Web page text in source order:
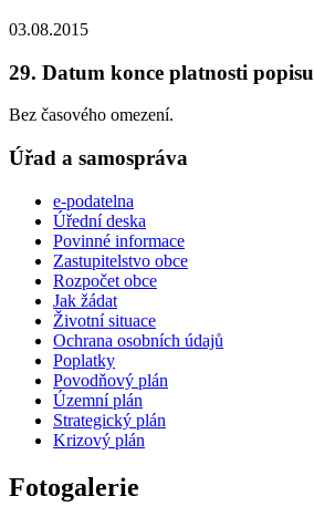
03.08.2015
29. Datum konce platnosti popisu
Bez časového omezení.
Úřad a samospráva
e-podatelna
Úřední deska
Povinné informace
Zastupitelstvo obce
Rozpočet obce
Jak žádat
Životní situace
Ochrana osobních údajů
Poplatky
Povodňový plán
Územní plán
Strategický plán
Krizový plán
Fotogalerie